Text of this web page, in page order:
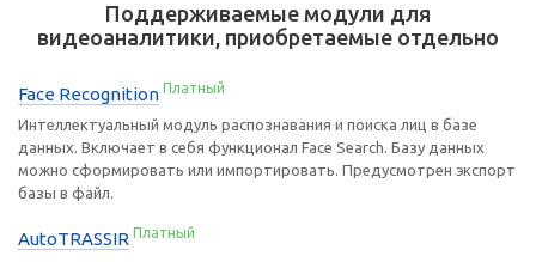
Поддерживаемые модули для
видеоаналитики, приобретаемые отдельно
Face Recognition Платный
Интеллектуальный модуль распознавания и поиска лиц в базе
данных. Включает в себя функционал Face Search. Базу данных
можно сформировать или импортировать. Предусмотрен экспорт
базы в файл.
AutoTRASSIR Платный